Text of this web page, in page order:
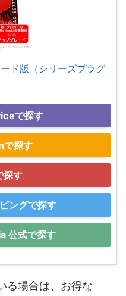
ド版（シリーズプラグ
で探す
探す
探す
ングで探す
公式で探す
る場合は、お得な